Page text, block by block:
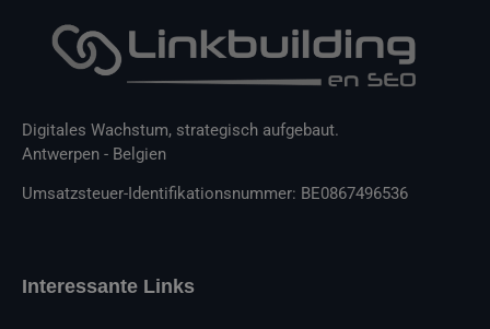
Digitales Wachstum, strategisch aufgebaut.
Antwerpen - Belgien
Umsatzsteuer-Identifikationsnummer: BE0867496536
Interessante Links